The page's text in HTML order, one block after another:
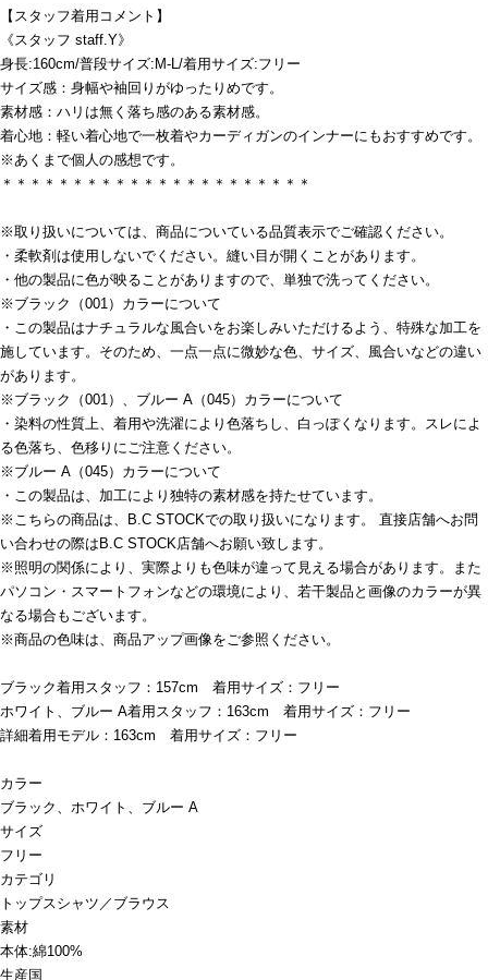
【スタッフ着用コメント】
《スタッフ staff.Y》
身長:160cm/普段サイズ:M-L/着用サイズ:フリー
サイズ感：身幅や袖回りがゆったりめです。
素材感：ハリは無く落ち感のある素材感。
着心地：軽い着心地で一枚着やカーディガンのインナーにもおすすめです。
※あくまで個人の感想です。
＊＊＊＊＊＊＊＊＊＊＊＊＊＊＊＊＊＊＊＊＊＊
※取り扱いについては、商品についている品質表示でご確認ください。
・柔軟剤は使用しないでください。縫い目が開くことがあります。
・他の製品に色が映ることがありますので、単独で洗ってください。
※ブラック（001）カラーについて
・この製品はナチュラルな風合いをお楽しみいただけるよう、特殊な加工を
施しています。そのため、一点一点に微妙な色、サイズ、風合いなどの違い
があります。
※ブラック（001）、ブルー A（045）カラーについて
・染料の性質上、着用や洗濯により色落ちし、白っぽくなります。スレによ
る色落ち、色移りにご注意ください。
※ブルー A（045）カラーについて
・この製品は、加工により独特の素材感を持たせています。
※こちらの商品は、B.C STOCKでの取り扱いになります。 直接店舗へお問
い合わせの際はB.C STOCK店舗へお願い致します。
※照明の関係により、実際よりも色味が違って見える場合があります。また
パソコン・スマートフォンなどの環境により、若干製品と画像のカラーが異
なる場合もございます。
※商品の色味は、商品アップ画像をご参照ください。
ブラック着用スタッフ：157cm 着用サイズ：フリー
ホワイト、ブルー A着用スタッフ：163cm 着用サイズ：フリー
詳細着用モデル：163cm 着用サイズ：フリー
カラー
ブラック、ホワイト、ブルー A
サイズ
フリー
カテゴリ
トップスシャツ／ブラウス
素材
本体:綿100%
生産国